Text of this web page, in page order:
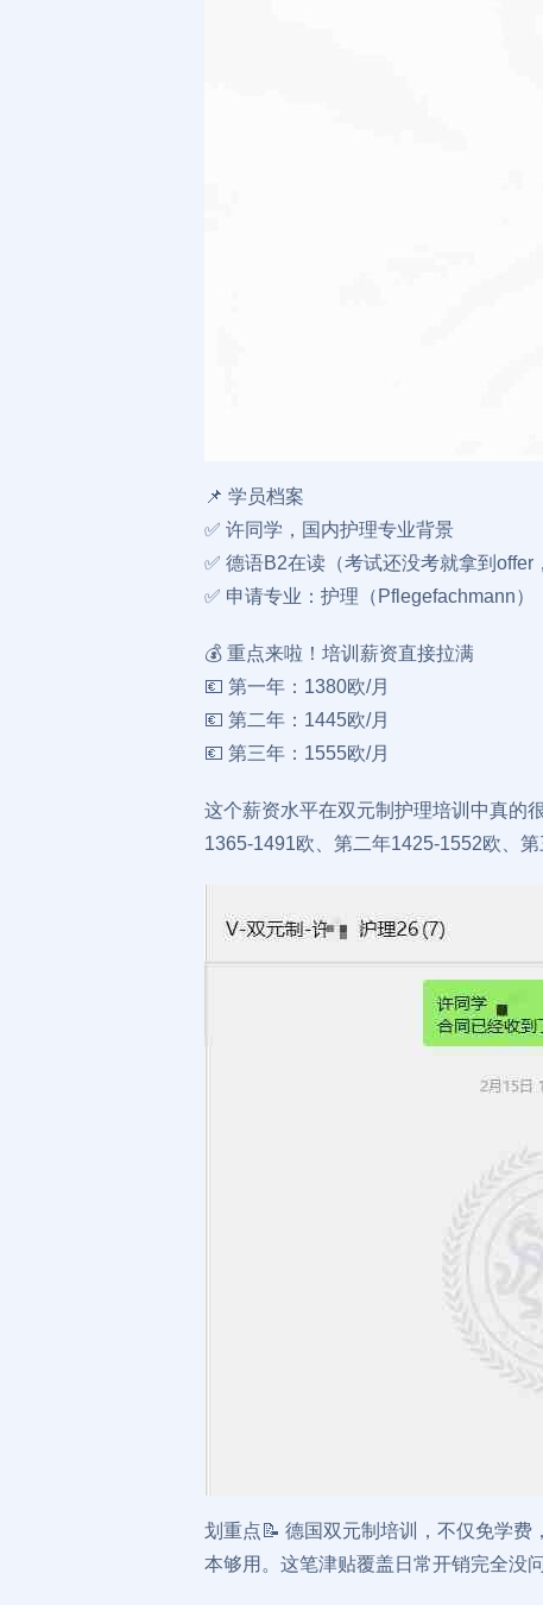
📌 学员档案
✅ 许同学，国内护理专业背景
✅ 德语B2在读（考试还没考就拿到offer
✅ 申请专业：护理（Pflegefachmann）
💰 重点来啦！培训薪资直接拉满
💶 第一年：1380欧/月
💶 第二年：1445欧/月
💶 第三年：1555欧/月
这个薪资水平在双元制护理培训中真的
1365-1491欧、第二年1425-1552欧、
划重点📝 德国双元制培训，不仅免学
本够用。这笔津贴覆盖日常开销完全没